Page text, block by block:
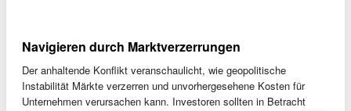
Navigieren durch Marktverzerrungen
Der anhaltende Konflikt veranschaulicht, wie geopolitische
Instabilität Märkte verzerren und unvorhergesehene Kosten für
Unternehmen verursachen kann. Investoren sollten in Betracht